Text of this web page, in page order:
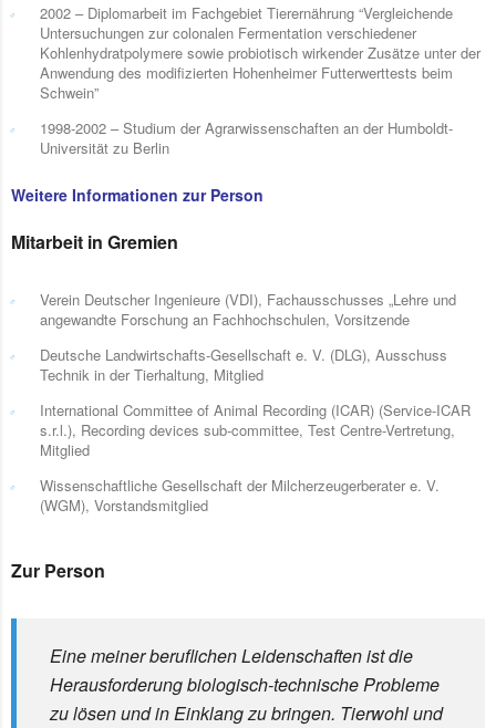
2002 – Diplomarbeit im Fachgebiet Tierernährung “Vergleichende
Untersuchungen zur colonalen Fermentation verschiedener
Kohlenhydratpolymere sowie probiotisch wirkender Zusätze unter der
Anwendung des modifizierten Hohenheimer Futterwerttests beim
Schwein”
1998-2002 – Studium der Agrarwissenschaften an der Humboldt-
Universität zu Berlin
Weitere Informationen zur Person
Mitarbeit in Gremien
Verein Deutscher Ingenieure (VDI), Fachausschusses „Lehre und
angewandte Forschung an Fachhochschulen, Vorsitzende
Deutsche Landwirtschafts-Gesellschaft e. V. (DLG), Ausschuss
Technik in der Tierhaltung, Mitglied
International Committee of Animal Recording (ICAR) (Service-ICAR
s.r.l.), Recording devices sub-committee, Test Centre-Vertretung,
Mitglied
Wissenschaftliche Gesellschaft der Milcherzeugerberater e. V.
(WGM), Vorstandsmitglied
Zur Person
Eine meiner beruflichen Leidenschaften ist die
Herausforderung biologisch-technische Probleme
zu lösen und in Einklang zu bringen. Tierwohl und